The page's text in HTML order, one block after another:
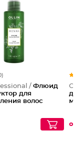
/ Флюид
для
волос